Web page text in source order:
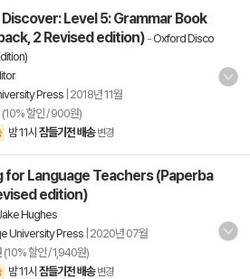
Level 5: Grammar Book
2 Revised edition) -Oxford Disco
Press 2018년 11월
(10% 할인 / 900원)
밤 11시 잠들기전 배송 변경
for Language Teachers (Paperba
edition)
Hughes
University Press 2020년 07월
(10% 할인 / 1,940원)
밤 11시 잠들기전 배송 변경